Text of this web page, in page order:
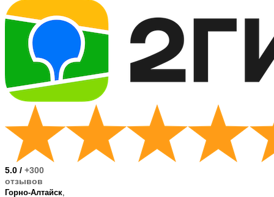
5.0 / +300
отзывов
Горно-Алтайск,
Букет
«Калбак-Таш»
Букет
«Чуя и Катунь»
Букет
«Алтын-Туу»